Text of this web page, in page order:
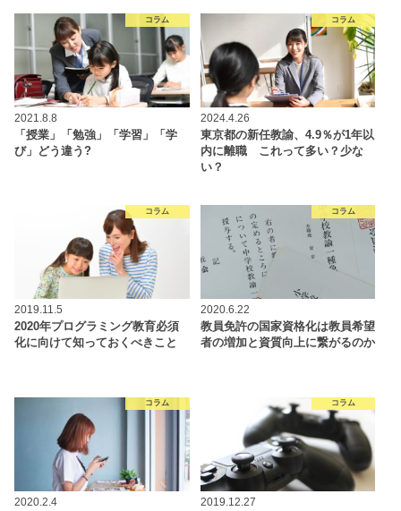
コラム
2021.8.8
「授業」「勉強」「学習」「学
び」どう違う?
コラム
2024.4.26
東京都の新任教諭、4.9％が1年以
内に離職 これって多い？少な
い？
コラム
2019.11.5
2020年プログラミング教育必須
化に向けて知っておくべきこと
コラム
2020.6.22
教員免許の国家資格化は教員希望
者の増加と資質向上に繋がるのか
コラム
2020.2.4
コラム
2019.12.27